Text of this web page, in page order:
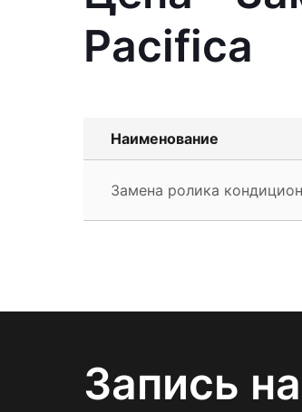
Pacifica
Наименование
Замена ролика
Запись